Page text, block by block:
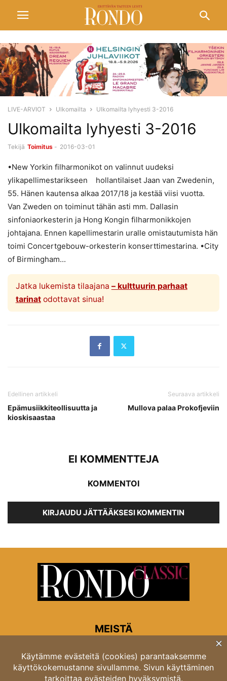
LIVE-ARVIOT Ulkomailta Ulkomailta lyhyesti 3-2016
Ulkomailta lyhyesti 3-2016
Tekijä Toimitus - 2016-03-01
•New Yorkin filharmonikot on valinnut uudeksi
ylikapellimestarikseen hollantilaiset Jaan van Zwedenin,
55. Hänen kautensa alkaa 2017/18 ja kestää viisi vuotta.
Van Zweden on toiminut tähän asti mm. Dallasin
sinfoniaorkesterin ja Hong Kongin filharmonikkojen
johtajana. Ennen kapellimestarin uralle omistautumista hän
toimi Concertgebouw-orkesterin konserttimestarina. •City
of Birmingham...
Jatka lukemista tilaajana – kulttuurin parhaat
tarinatodottavat sinua!
Edellinen artikkeli
Epämusiikkiteollisuutta ja
kioskisaastaa
Seuraava artikkeli
Mullova palaa Prokofjeviin
EI KOMMENTTEJA
KOMMENTOI
KIRJAUDU JÄTTÄÄKSESI KOMMENTIN
MEISTÄ
Rondon toimitus
Opastinsilta 6A 00520 Helsinki
Asiakaspalvelu: puh. 03 4246 5318